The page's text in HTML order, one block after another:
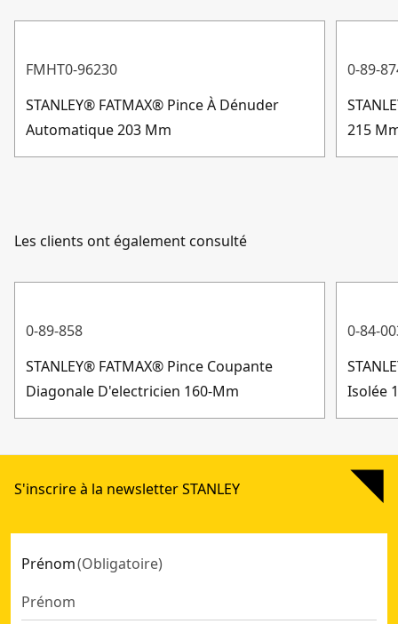
la fiabilité, la solidité et la performance dans un
Afficher plus
FMHT0-96230
STANLEY® FATMAX® Pince À Dénuder
Automatique 203 Mm
0-89-
215
Les clients ont également consulté
0-89-858
STANLEY® FATMAX® Pince Coupante
Diagonale D'electricien 160-Mm
0-84-
Isolée
S'inscrire à la newsletter STANLEY
Prénom(Obligatoire)